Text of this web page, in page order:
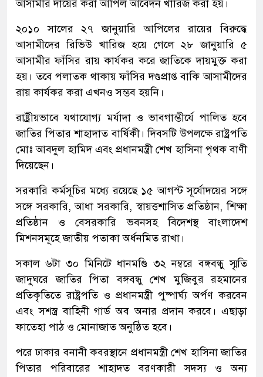
আসামীর দায়ের করা আপিল আবেদন খারিজ করা হয়।
২০১০ সালের ২৭ জানুয়ারি আপিলের রায়ের বিরুদ্ধে
আসামীদের রিভিউ খারিজ হয়ে গেলে ২৮ জানুয়ারি ৫
আসামীর ফাঁসির রায় কার্যকর করে জাতিকে দায়মুক্ত করা
হয়। তবে পলাতক থাকায় ফাঁসির দণ্ডপ্রাপ্ত বাকি আসামীদের
রায় কার্যকর করা এখনও সম্ভব হয়নি।
রাষ্ট্রীয়ভাবে যথাযোগ্য মর্যাদা ও ভাবগাম্ভীর্যে পালিত হবে
জাতির পিতার শাহাদাত বার্ষিকী। দিবসটি উপলক্ষে রাষ্ট্রপতি
মোঃ আবদুল হামিদ এবং প্রধানমন্ত্রী শেখ হাসিনা পৃথক বাণী
দিয়েছেন।
সরকারি কর্মসূচির মধ্যে রয়েছে ১৫ আগস্ট সূর্যোদয়ের সঙ্গে
সঙ্গে সরকারি, আধা সরকারি, স্বায়ত্তশাসিত প্রতিষ্ঠান, শিক্ষা
প্রতিষ্ঠান ও বেসরকারি ভবনসহ বিদেশস্থ বাংলাদেশ
মিশনসমূহে জাতীয় পতাকা অর্ধনমিত রাখা।
সকাল ৬টা ৩০ মিনিটে ধানমণ্ডি ৩২ নম্বরে বঙ্গবন্ধু স্মৃতি
জাদুঘরে জাতির পিতা বঙ্গবন্ধু শেখ মুজিবুর রহমানের
প্রতিকৃতিতে রাষ্ট্রপতি ও প্রধানমন্ত্রী পুষ্পার্ঘ্য অর্পণ করবেন
এবং সশস্ত্র বাহিনী গার্ড অব অনার প্রদান করবে। এছাড়া
ফাতেহা পাঠ ও মোনাজাত অনুষ্ঠিত হবে।
পরে ঢাকার বনানী কবরস্থানে প্রধানমন্ত্রী শেখ হাসিনা জাতির
পিতার পরিবারের শাহাদত বরণকারী সদস্য ও অন্য